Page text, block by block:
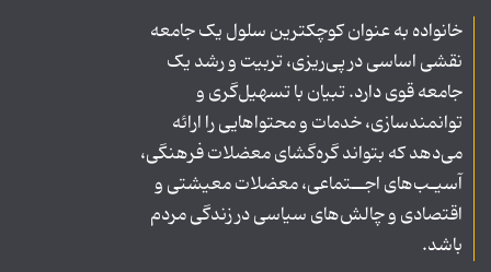
خانواده به عنوان کوچکترین سلول یک جامعه
نقشی اساسی در پی‌ریزی، تربیت و رشد یک
جامعه قوی دارد. تبیان با تسهیل‌گری و
توانمندسازی، خدمات و محتواهایی را ارائه
می‌دهد که بتواند گره‌گشای معضلات فرهنگی،
آسیـب‌های اجــتماعی، معضلات معیشتی و
اقتصادی و چالش‌های سیاسی در زندگی مردم
باشد.